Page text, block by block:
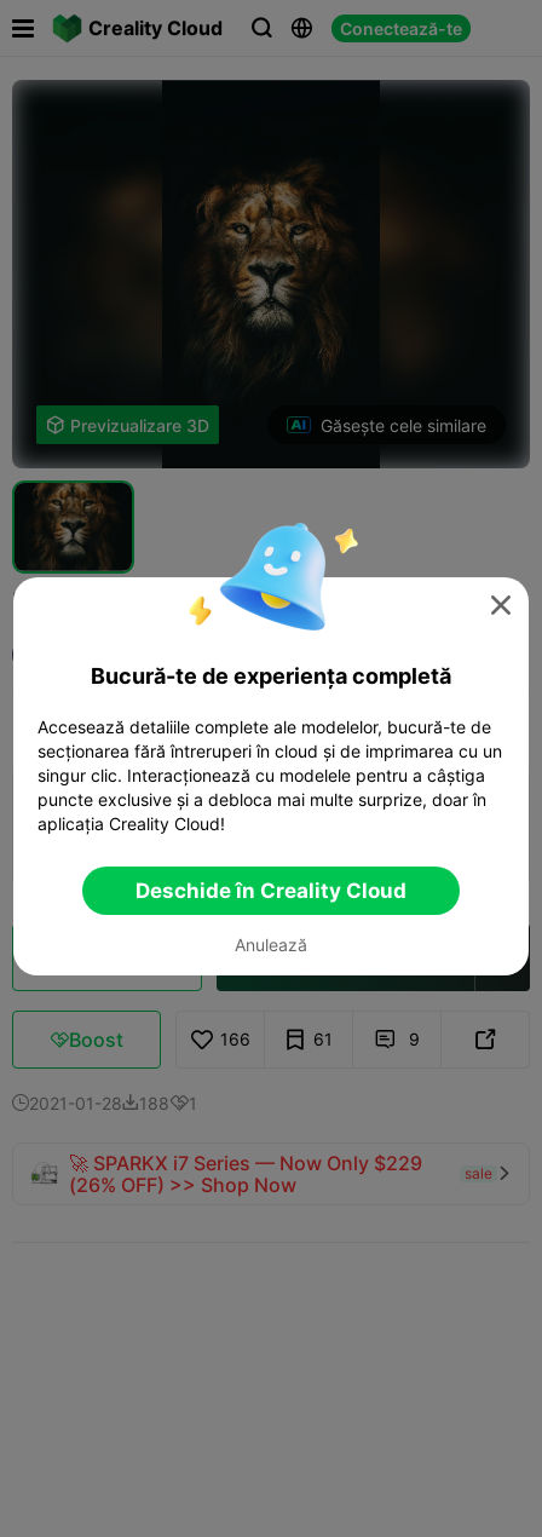
Creality Cloud   Conectează-te
 
 Previzualizare 3D Găsește cele similare
lion litho
Print Settings  Adaugă Toys & Games  Other
 Adaugă configurația de imprimare
Deschide în Creality Cloud
Boost 166 61  9 
2021-01-281881
🚀 SPARKX i7 Series — Now Only $229
(26% OFF) >> Shop Now
sale 

Bucură-te de experiența completă
Accesează detaliile complete ale modelelor, bucură-te de
secționarea fără întreruperi în cloud și de imprimarea cu un
singur clic. Interacționează cu modelele pentru a câștiga
puncte exclusive și a debloca mai multe surprize, doar în
aplicația Creality Cloud!
Deschide în Creality Cloud
Anulează